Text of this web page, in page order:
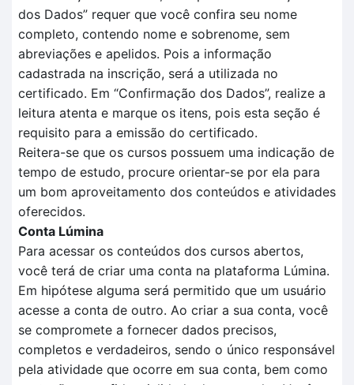
dos Dados” requer que você confira seu nome
completo, contendo nome e sobrenome, sem
abreviações e apelidos. Pois a informação
cadastrada na inscrição, será a utilizada no
certificado. Em “Confirmação dos Dados”, realize a
leitura atenta e marque os itens, pois esta seção é
requisito para a emissão do certificado.
Reitera-se que os cursos possuem uma indicação de
tempo de estudo, procure orientar-se por ela para
um bom aproveitamento dos conteúdos e atividades
oferecidos.
Conta Lúmina
Para acessar os conteúdos dos cursos abertos,
você terá de criar uma conta na plataforma Lúmina.
Em hipótese alguma será permitido que um usuário
acesse a conta de outro. Ao criar a sua conta, você
se compromete a fornecer dados precisos,
completos e verdadeiros, sendo o único responsável
pela atividade que ocorre em sua conta, bem como